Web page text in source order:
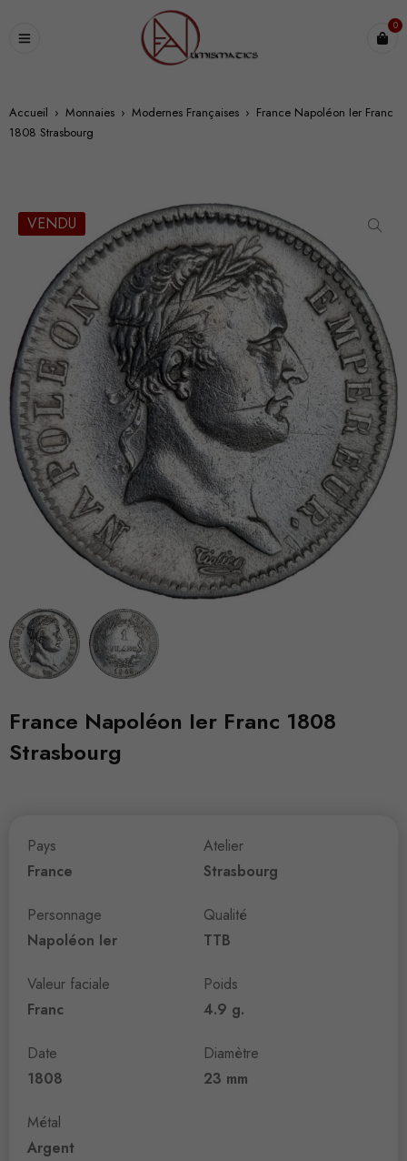
0
Accueil › Monnaies › Modernes Françaises › France Napoléon Ier Franc
1808 Strasbourg
VENDU
France Napoléon Ier Franc 1808
Strasbourg
Pays
France
Personnage
Napoléon Ier
Valeur faciale
Franc
Date
1808
Métal
Argent
Atelier
Strasbourg
Qualité
TTB
Poids
4.9 g.
Diamètre
23 mm